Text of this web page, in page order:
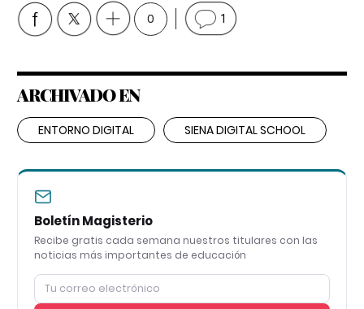
0 1
ARCHIVADO EN
ENTORNO DIGITAL SIENA DIGITAL SCHOOL
Boletín Magisterio
Recibe gratis cada semana nuestros titulares con las
noticias más importantes de educación